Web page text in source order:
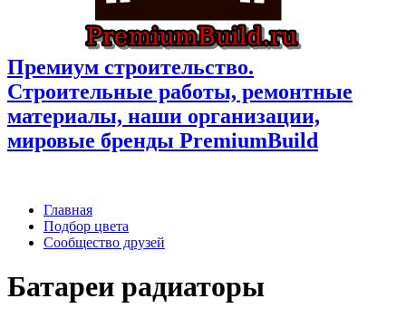
Премиум cтроительство.
Cтроительные работы, ремонтные
материалы, наши организации,
мировые бренды PremiumBuild
Главная
Подбор цвета
Сообщество друзей
Батареи радиаторы‎